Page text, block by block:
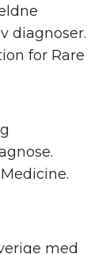
diagnoser.
for Rare
med